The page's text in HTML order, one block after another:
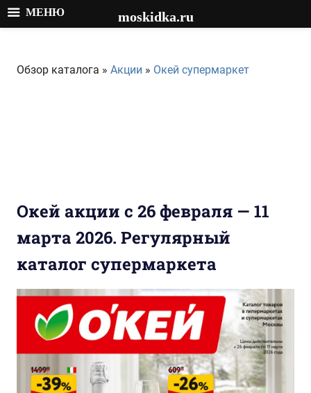
содержимому
Обзор каталога » Акции » Окей супермаркет
Окей акции с 26 февраля — 11
марта 2026. Регулярный
каталог супермаркета
МЕНЮ moskidka.ru